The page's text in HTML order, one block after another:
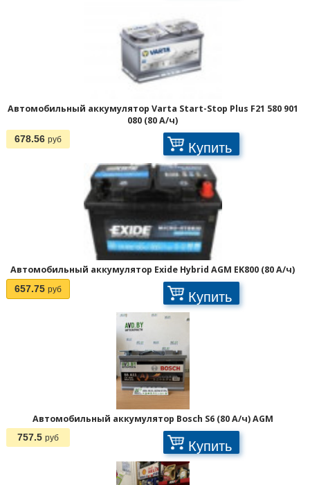
Автомобильный аккумулятор Varta Start-Stop Plus F21 580 901
080 (80 А/ч)
678.56 руб Купить
Автомобильный аккумулятор Exide Hybrid AGM EK800 (80 А/ч)
657.75 руб Купить
Автомобильный аккумулятор Bosch S6 (80 А/ч) AGM
757.5 руб Купить